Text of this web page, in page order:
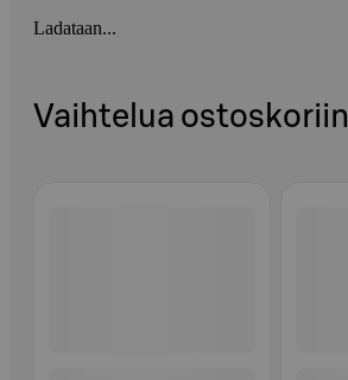
Ladataan...
Vaihtelua ostoskoriin